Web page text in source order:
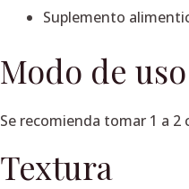
Suplemento
Modo de uso
Se recomienda tomar 1 a
Textura